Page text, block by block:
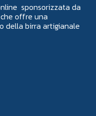
sponsorizzata da
offre una
della birra artigianale